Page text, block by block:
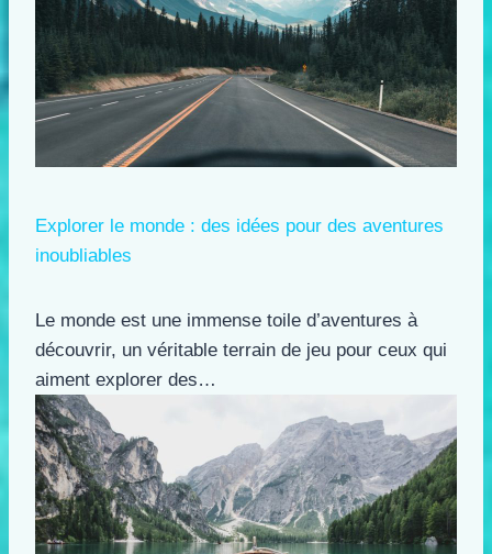
Explorer le monde : des idées pour des aventures
inoubliables
Le monde est une immense toile d’aventures à
découvrir, un véritable terrain de jeu pour ceux qui
aiment explorer des…